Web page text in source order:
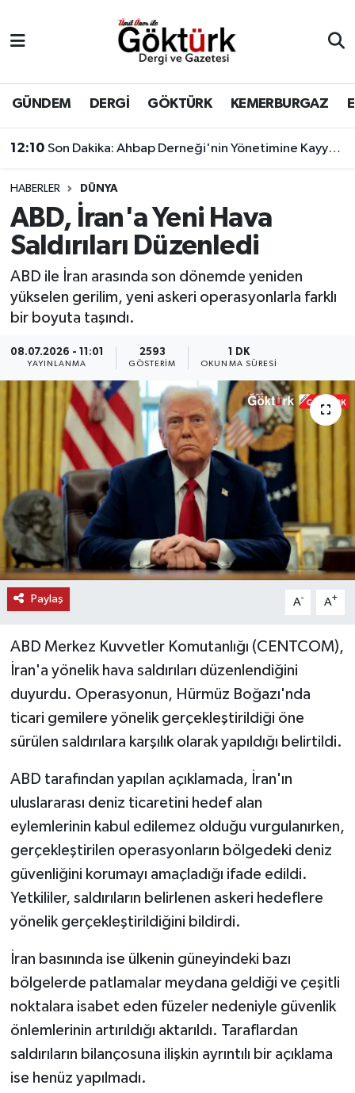
GÜNDEM DERGİ GÖKTÜRK KEMERBURGAZ
12:10 Son Dakika: Ahbap Derneği'nin Yönetimine Kayyum Atandı
HABERLER DÜNYA
ABD, İran'a Yeni Hava
Saldırıları Düzenledi
ABD ile İran arasında son dönemde yeniden
yükselen gerilim, yeni askeri operasyonlarla farklı
bir boyuta taşındı.
08.07.2026 - 11:01
YAYINLANMA
2593
GÖSTERIM
1 DK
OKUNMA SÜRESI
Paylaş A- A+
ABD Merkez Kuvvetler Komutanlığı (CENTCOM),
İran'a yönelik hava saldırıları düzenlendiğini
duyurdu. Operasyonun, Hürmüz Boğazı'nda
ticari gemilere yönelik gerçekleştirildiği öne
sürülen saldırılara karşılık olarak yapıldığı belirtildi.
ABD tarafından yapılan açıklamada, İran'ın
uluslararası deniz ticaretini hedef alan
eylemlerinin kabul edilemez olduğu vurgulanırken,
gerçekleştirilen operasyonların bölgedeki deniz
güvenliğini korumayı amaçladığı ifade edildi.
Yetkililer, saldırıların belirlenen askeri hedeflere
yönelik gerçekleştirildiğini bildirdi.
İran basınında ise ülkenin güneyindeki bazı
bölgelerde patlamalar meydana geldiği ve çeşitli
noktalara isabet eden füzeler nedeniyle güvenlik
önlemlerinin artırıldığı aktarıldı. Taraflardan
saldırıların bilançosuna ilişkin ayrıntılı bir açıklama
ise henüz yapılmadı.
BİLİM
DERGİ
DÜNYA
EĞİTİM
GÖKTÜRK
KEMERBURGAZ
KÜLTÜR - SANAT
MAGAZİN
ÖZEL HABER
SAĞLIK
SPOR
TİCARET
YAŞAM
Eyüpsultan Hava Durumu
Eyüpsultan Trafik Yoğunluk Haritası
Süper Lig Puan Durumu ve Fikstür
Tüm Manşetler
Son Dakika Haberleri